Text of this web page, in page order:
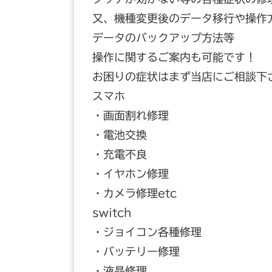
又、機種変更後のデータ移行や操作
データのバックアップ方法等
操作に関するご案内も可能です！
お困りの症状はまず当店にご相談下
スマホ
・画面割れ修理
・電池交換
・充電不良
・イヤホン修理
・カメラ修理etc
switch
・ジョイコン各種修理
・バッテリー修理